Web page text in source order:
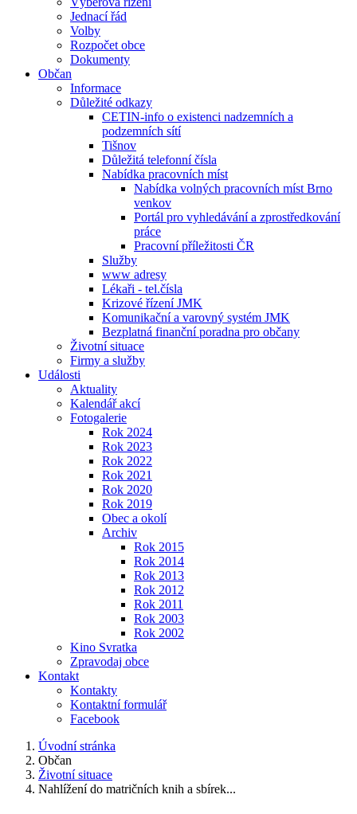
Jednací řád
Volby
Rozpočet obce
Dokumenty
Občan
Informace
Důležité odkazy
CETIN-info o existenci nadzemních a
podzemních sítí
Tišnov
Důležitá telefonní čísla
Nabídka pracovních míst
Nabídka volných pracovních míst Brno
venkov
Portál pro vyhledávání a zprostředkování
práce
Pracovní příležitosti ČR
Služby
www adresy
Lékaři - tel.čísla
Krizové řízení JMK
Komunikační a varovný systém JMK
Bezplatná finanční poradna pro občany
Životní situace
Firmy a služby
Události
Aktuality
Kalendář akcí
Fotogalerie
Rok 2024
Rok 2023
Rok 2022
Rok 2021
Rok 2020
Rok 2019
Obec a okolí
Archiv
Rok 2015
Rok 2014
Rok 2013
Rok 2012
Rok 2011
Rok 2003
Rok 2002
Kino Svratka
Zpravodaj obce
Kontakt
Kontakty
Kontaktní formulář
Facebook
Úvodní stránka
Občan
Životní situace
Nahlížení do matričních knih a sbírek...